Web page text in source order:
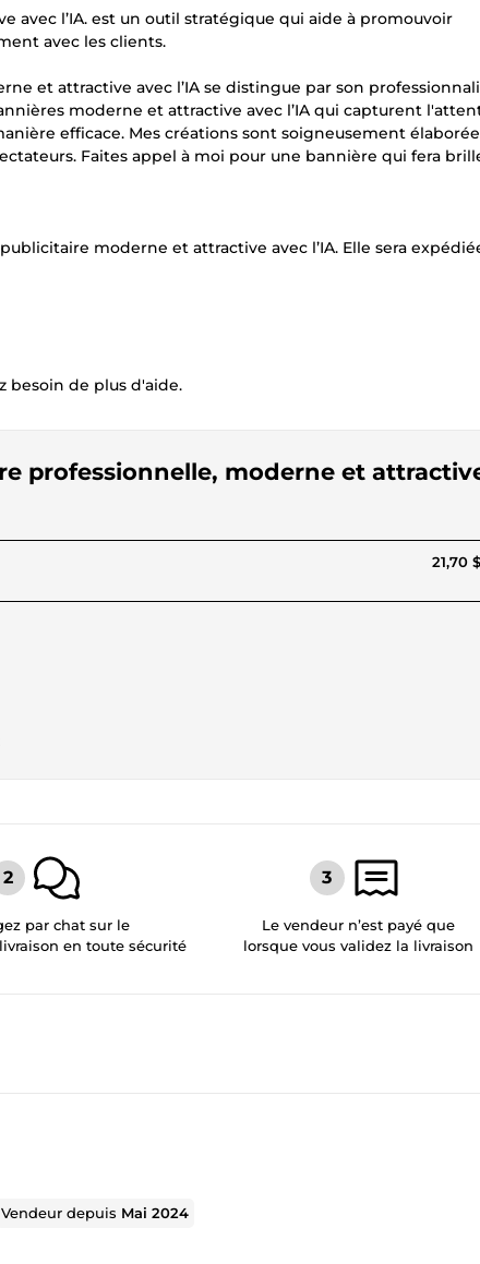
l’IA. est un outil stratégique qui aide à promouvoir
avec les clients.
et attractive avec l’IA se distingue par son
moderne et attractive avec l’IA qui capturent
efficace. Mes créations sont soigneusement
Faites appel à moi pour une bannière qui fera
moderne et attractive avec l’IA. Elle sera
besoin de plus d'aide.
professionnelle, moderne et
21,70
par chat sur le
en toute sécurité
Le vendeur n’est payé que
lorsque vous validez la livraison
Vendeur depuis Mai 2024